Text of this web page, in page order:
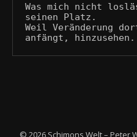
Was mich nicht
seinen Platz.
Weil Veränderung
anfängt, hinzusehen.
© 2026 Schimons Welt – Peter